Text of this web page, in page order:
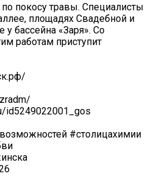
покосу травы. Специалисты
площадях Свадебной и
бассейна «Заря». Со
работам приступит
id5249022001_gos
#столицахимии